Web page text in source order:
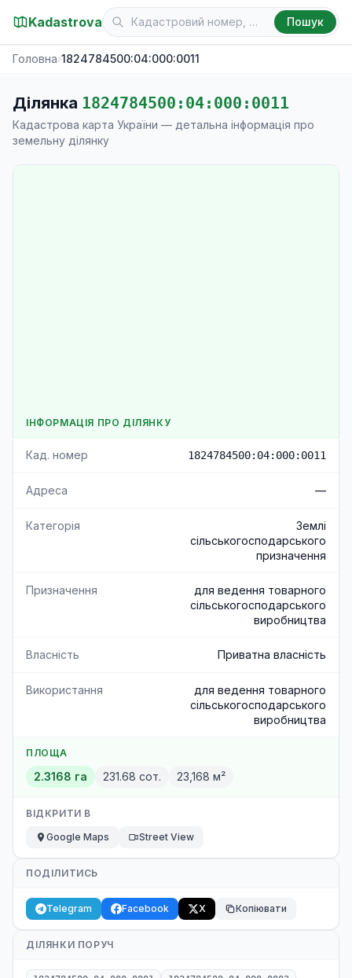
Kadastrova Пошук
Головна›1824784500:04:000:0011
Ділянка 1824784500:04:000:0011
Кадастрова карта України — детальна інформація про
земельну ділянку
ІНФОРМАЦІЯ ПРО ДІЛЯНКУ
Кад. номер 1824784500:04:000:0011
Адреса —
Категорія
Землі
сільськогосподарського
призначення
Призначення
для ведення товарного
сільськогосподарського
виробництва
Власність Приватна власність
Використання
для ведення товарного
сільськогосподарського
виробництва
ПЛОЩА
2.3168 га 231.68 сот. 23,168 м²
ВІДКРИТИ В
Google Maps
Street View
ПОДІЛИТИСЬ
Telegram Facebook X Копіювати
ДІЛЯНКИ ПОРУЧ